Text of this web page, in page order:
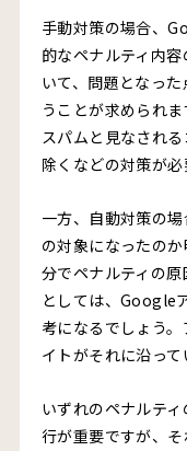
手動対策の場合、
的なペナルティ内
いて、問題となっ
うことが求められ
スパムと見なされ
除くなどの対策が必
一方、自動対策の
の対象になったの
分でペナルティの
としては、Google
考になるでしょう
イトがそれに沿って
いずれのペナルテ
行が重要ですが、